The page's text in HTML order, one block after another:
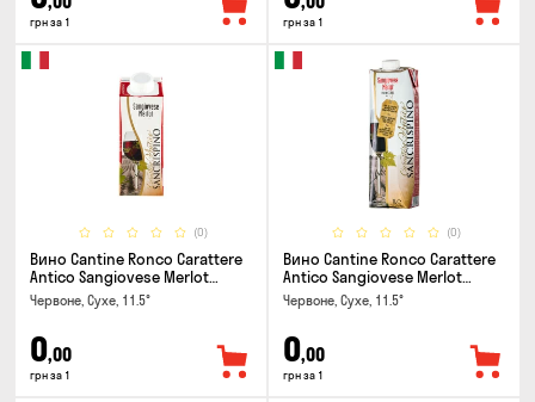
грн за 1 грн за 1
(0)
Вино Cantine Ronco Carattere
Antico Sangiovese Merlot
Rubicone IGT 0.25л
Червоне, Сухе, 11.5°
0,00
грн за 1
(0)
Вино Cantine Ronco Carattere
Antico Sangiovese Merlot
Rubicone IGT 1л
Червоне, Сухе, 11.5°
0,00
грн за 1